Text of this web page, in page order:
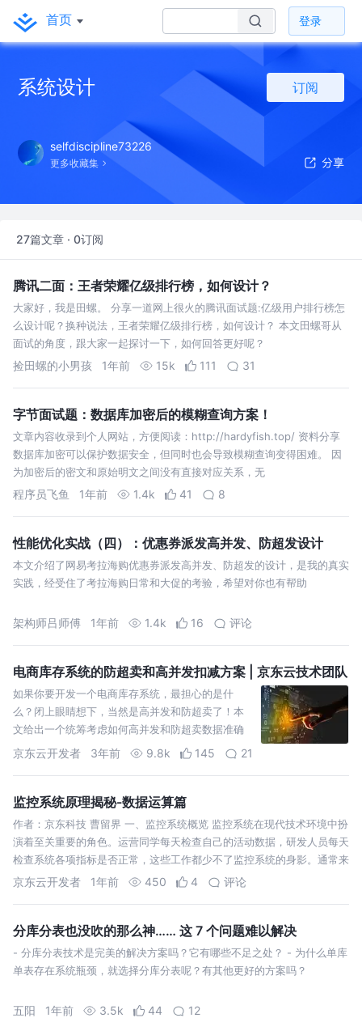
首页 登录
系统设计 订阅
selfdiscipline73226
更多收藏集
27篇文章 · 0订阅
腾讯二面：王者荣耀亿级排行榜，如何设计？
大家好，我是田螺。 分享一道网上很火的腾讯面试题:亿级用户排行榜怎
么设计呢？换种说法，王者荣耀亿级排行榜，如何设计？ 本文田螺哥从
面试的角度，跟大家一起探讨一下，如何回答更好呢？
捡田螺的小男孩 1年前 15k 111 31
字节面试题：数据库加密后的模糊查询方案！
文章内容收录到个人网站，方便阅读：http://hardyfish.top/ 资料分享
数据库加密可以保护数据安全，但同时也会导致模糊查询变得困难。 因
为加密后的密文和原始明文之间没有直接对应关系，无
程序员飞鱼 1年前 1.4k 41 8
性能优化实战（四）：优惠券派发高并发、防超发设计
本文介绍了网易考拉海购优惠券派发高并发、防超发的设计，是我的真实
实践，经受住了考拉海购日常和大促的考验，希望对你也有帮助
架构师吕师傅 1年前 1.4k 16 评论
电商库存系统的防超卖和高并发扣减方案 | 京东云技术团队
如果你要开发一个电商库存系统，最担心的是什
么？闭上眼睛想下，当然是高并发和防超卖了！本
文给出一个统筹考虑如何高并发和防超卖数据准确
性的方案。读者可以直接借鉴本设计，或在此基础
京东云开发者 3年前 9.8k 145 21
监控系统原理揭秘-数据运算篇
作者：京东科技 曹留界 一、监控系统概览 监控系统在现代技术环境中扮
演着至关重要的角色。运营同学每天检查自己的活动数据，研发人员每天
检查系统各项指标是否正常，这些工作都少不了监控系统的身影。通常来
讲，
京东云开发者 1年前 450 4 评论
分库分表也没吹的那么神…… 这 7 个问题难以解决
- 分库分表技术是完美的解决方案吗？它有哪些不足之处？ - 为什么单库
单表存在系统瓶颈，就选择分库分表呢？有其他更好的方案吗？
五阳 1年前 3.5k 44 12